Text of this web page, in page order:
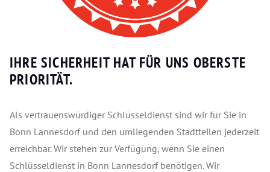
IHRE SICHERHEIT HAT FÜR UNS OBERSTE
PRIORITÄT.
Als vertrauenswürdiger Schlüsseldienst sind wir für Sie in
Bonn Lannesdorf und den umliegenden Stadtteilen jederzeit
erreichbar. Wir stehen zur Verfügung, wenn Sie einen
Schlüsseldienst in Bonn Lannesdorf benötigen. Wir